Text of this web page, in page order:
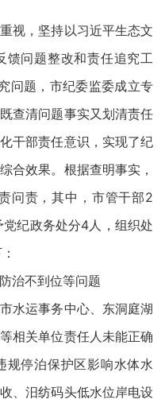
，坚持以习近平生态文
馈问题整改和责任追究工
问题，市纪委监委成立专
查清问题事实又划清责任
干部责任意识，实现了纪
合效果。根据查明事实，
问责，其中，市管干部2
纪政务处分4人，组织处
治不到位等问题
运事务中心、东洞庭湖
相关单位责任人未能正确
规停泊保护区影响水体水
、汨纺码头低水位岸电设